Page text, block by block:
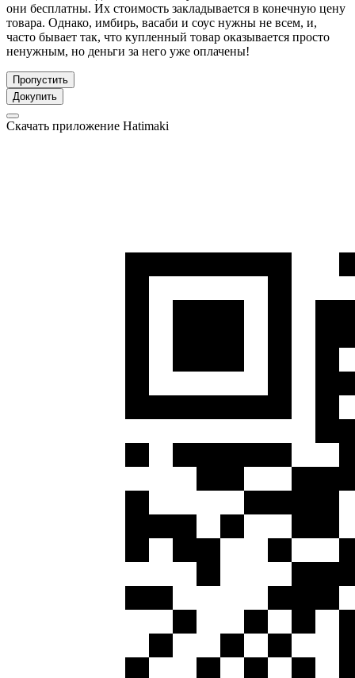
они бесплатны. Их стоимость закладывается в конечную цену
товара. Однако, имбирь, васаби и соус нужны не всем, и,
часто бывает так, что купленный товар оказывается просто
ненужным, но деньги за него уже оплачены!
Пропустить
Докупить
Скачать приложение Hatimaki